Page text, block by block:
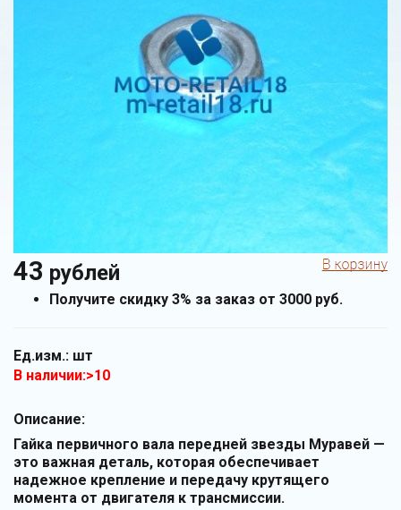
43 рублей
Получите скидку 3% за заказ от 3000 руб.
Ед.изм.: шт
В наличии:>10
Описание:
Гайка первичного вала передней звезды Муравей —
это важная деталь, которая обеспечивает
надежное крепление и передачу крутящего
момента от двигателя к трансмиссии.